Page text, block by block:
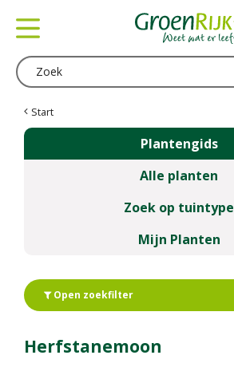
Start
Plantengids
Alle planten
Zoek op tuintype
Mijn Planten
Open zoekfilter
Herfstanemoon